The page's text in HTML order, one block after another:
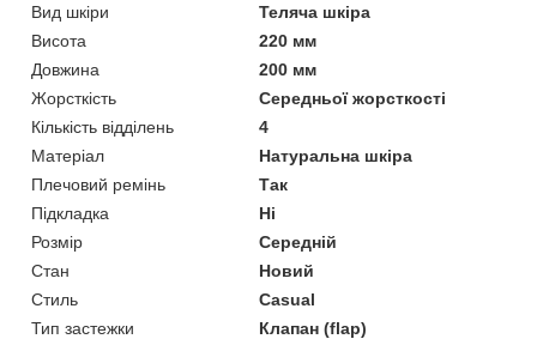
Вид шкіри
Теляча шкіра
Висота
220 мм
Довжина
200 мм
Жорсткість
Середньої жорсткості
Кількість відділень
4
Матеріал
Натуральна шкіра
Плечовий ремінь
Так
Підкладка
Ні
Розмір
Середній
Стан
Новий
Стиль
Casual
Тип застежки
Клапан (flap)